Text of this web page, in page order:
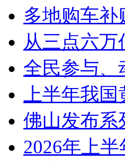
多地购车
从三点六
全民参与、
上半年我
佛山发布系
2026年上